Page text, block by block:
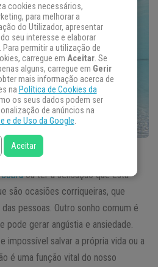
recorrentes nos sonhos das
ou ter a sensação que está
são ocasiões corriqueiras, que
pessoas. Outro sonho comum é
pode gerar angústia e ansiedade.
impossível salvar a própria vida ou a
é uma função vital do nosso
cookies necessários,
para melhorar a
do Utilizador, apresentar
seu interesse e elaborar
permitir a utilização de
carregue em Aceitar. Se
alguns, carregue em Gerir
mais informação acerca de
na Política de Cookies da
os seus dados podem ser
de anúncios na
e de Uso da Google.
Aceitar